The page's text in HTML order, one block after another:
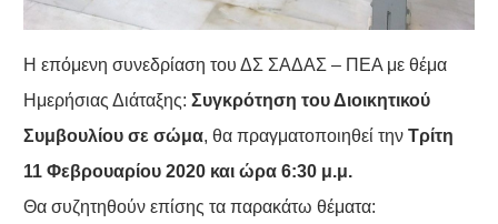
H επόμενη συνεδρίαση του ΔΣ ΣΑΔΑΣ – ΠΕΑ με θέμα
Ημερήσιας Διάταξης: Συγκρότηση του Διοικητικού
Συμβουλίου σε σώμα, θα πραγματοποιηθεί την Τρίτη
11 Φεβρουαρίου 2020 και ώρα 6:30 μ.μ.
Θα συζητηθούν επίσης τα παρακάτω θέματα: